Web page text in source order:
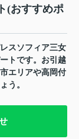
(おすすめポ
スソフィア三女
トです。お引越
エリアや高岡付
う。